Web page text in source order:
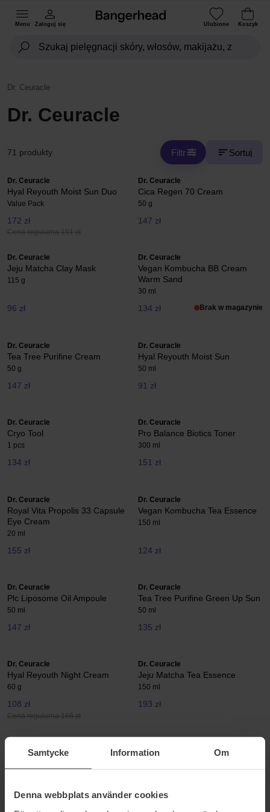
Samtycke Information Om
Denna webbplats använder cookies
Menu Zaloguj się Ulubione Koszyk
Dr. Ceuracle
Dr. Ceuracle
71 produkty Filtr Sortuj
Dr. Ceuracle
Hyal Reyouth Moist Sun Duo
Value Pack
172 zł
Cena regularna 191 zł
Dr. Ceuracle
Cica Regen 70 Cream
50 g
147 zł
Dr. Ceuracle
Jeju Matcha Clay Mask
115 g
96 zł
Dr. Ceuracle
Vegan Kombucha BB Cream
Warm Sand
30 ml
134 zł Brak w magazynie
Dr. Ceuracle
Tea Tree Purifine Cream
50 g
147 zł
Dr. Ceuracle
Hyal Reyouth Moist Sun
50 ml
91 zł
Dr. Ceuracle
Cryo Tool
1 pcs
134 zł
Dr. Ceuracle
Pro Balance Biotics Toner
300 ml
151 zł
Dr. Ceuracle
Royal Vita Propolis 33 Capsule
Eye Cream
20 ml
155 zł
Dr. Ceuracle
Vegan Kombucha Tea Essence
150 ml
124 zł
Dr. Ceuracle
Plc Liposome Oil Ampoule
50 ml
147 zł
Dr. Ceuracle
Tea Tree Purifine Green Up Sun
50 ml
135 zł
Dr. Ceuracle
Hyal Reyouth Night Cream
60 g
108 zł
Cena regularna 166 zł
Dr. Ceuracle
Jeju Matcha Tea Essence
150 ml
193 zł
Pro Balance Biotics Moisturizer 5A Control Clearing Toner